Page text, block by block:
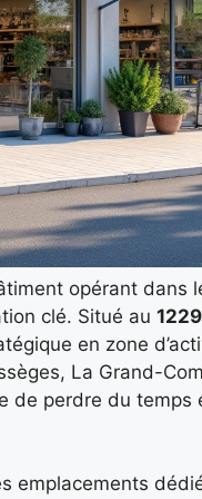
opérant dans
clé. Situé au
en zone
La Grand-
de perdre du temps
emplacements